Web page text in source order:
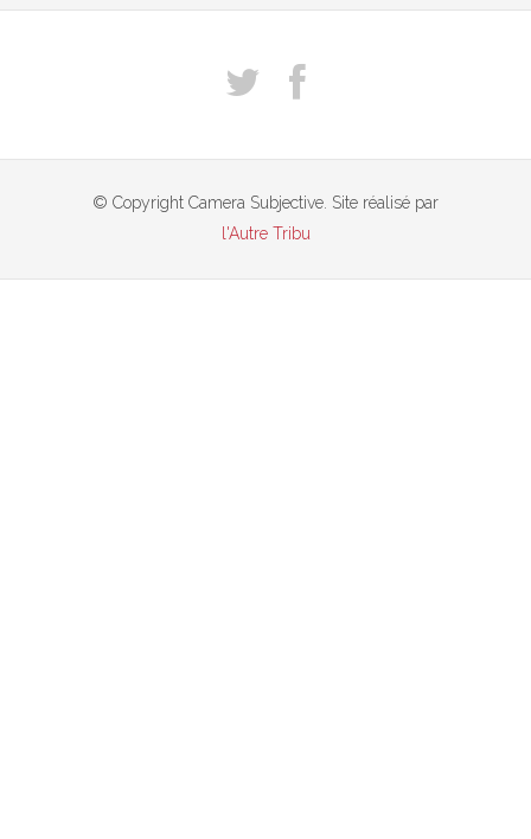
© Copyright Camera Subjective. Site réalisé par
l'Autre Tribu